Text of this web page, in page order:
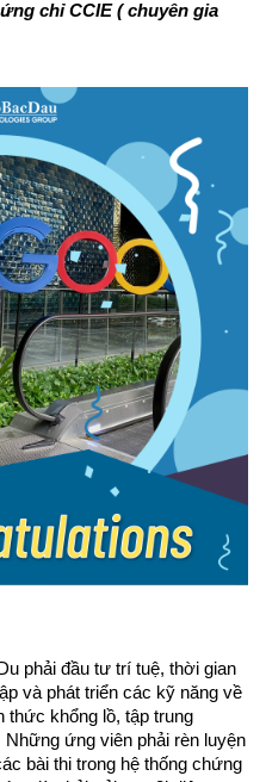
chỉ CCIE ( chuyên gia
phải đầu tư trí tuệ, thời gian
và phát triển các kỹ năng về
thức khổng lồ, tập trung
ứng viên phải rèn luyện
bài thi trong hệ thống chứng